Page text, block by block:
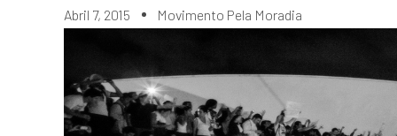
Abril 7, 2015 Movimento Pela Moradia